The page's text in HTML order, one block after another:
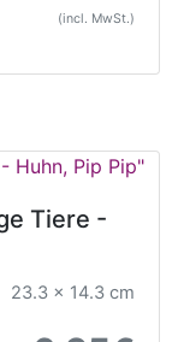
(incl. MwSt.)
Tiere -
23.3 x 14.3 cm